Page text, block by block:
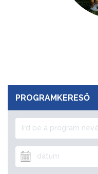
PROGRAMKERESŐ